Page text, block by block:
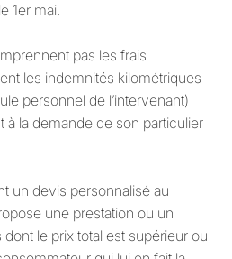
1er mai.
pas les frais
les indemnités kilométriques
personnel de l’intervenant)
à la demande de son particulier
un devis personnalisé au
une prestation ou un
le prix total est supérieur ou